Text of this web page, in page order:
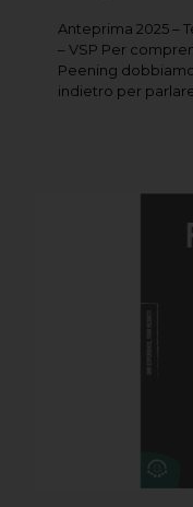
Anteprima 2025 –
– VSP Per
Peening
indietro per